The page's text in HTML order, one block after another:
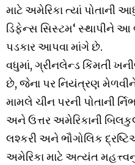
માટે અમેરિકા ત્યાં પોતાની
ડિફેન્સ સિસ્ટમ‘ સ્થાપીને આ
પડકાર આપવા માંગે છે.
વધુમાં, ગ્રીનલેન્ડ કિંમતી
છે, જેના પર નિયંત્રણ
મામલે ચીન પરની પોતાની
અને ઉત્તર અમેરિકાની
લશ્કરી અને ભૌગોલિક
અમેરિકા માટે અત્યંત